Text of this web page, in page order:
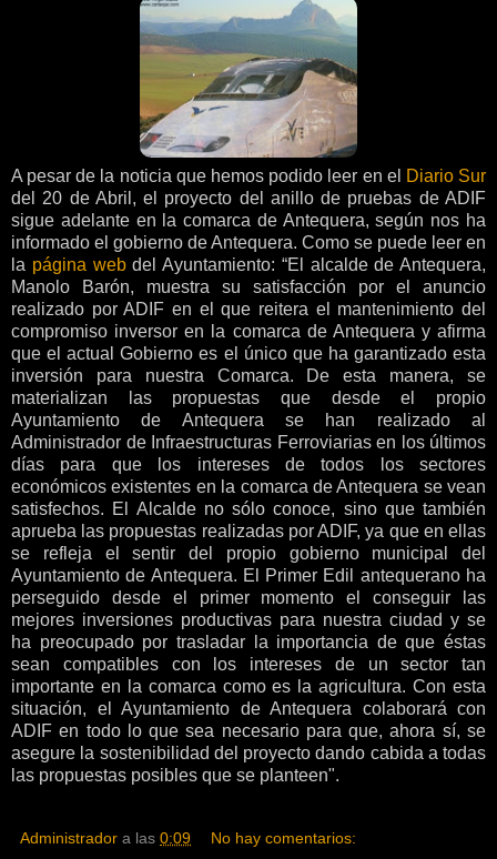
A pesar de la noticia que hemos podido leer en el Diario Sur
del 20 de Abril, el proyecto del anillo de pruebas de ADIF
sigue adelante en la comarca de Antequera, según nos ha
informado el gobierno de Antequera. Como se puede leer en
la página webdel Ayuntamiento: “El alcalde de Antequera,
Manolo Barón, muestra su satisfacción por el anuncio
realizado por ADIF en el que reitera el mantenimiento del
compromiso inversor en la comarca de Antequera y afirma
que el actual Gobierno es el único que ha garantizado esta
inversión para nuestra Comarca. De esta manera, se
materializan las propuestas que desde el propio
Ayuntamiento de Antequera se han realizado al
Administrador de Infraestructuras Ferroviarias en los últimos
días para que los intereses de todos los sectores
económicos existentes en la comarca de Antequera se vean
satisfechos. El Alcalde no sólo conoce, sino que también
aprueba las propuestas realizadas por ADIF, ya que en ellas
se refleja el sentir del propio gobierno municipal del
Ayuntamiento de Antequera. El Primer Edil antequerano ha
perseguido desde el primer momento el conseguir las
mejores inversiones productivas para nuestra ciudad y se
ha preocupado por trasladar la importancia de que éstas
sean compatibles con los intereses de un sector tan
importante en la comarca como es la agricultura. Con esta
situación, el Ayuntamiento de Antequera colaborará con
ADIF en todo lo que sea necesario para que, ahora sí, se
asegure la sostenibilidad del proyecto dando cabida a todas
las propuestas posibles que se planteen".
Administrador a las 0:09 No hay comentarios: